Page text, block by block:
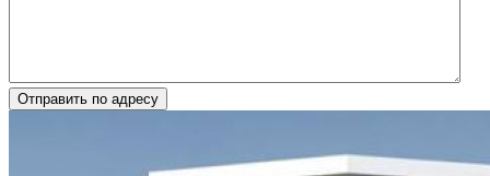
Отправить по адресу